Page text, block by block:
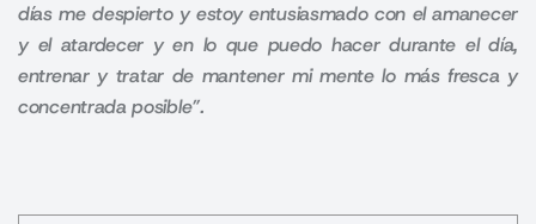
días me despierto y estoy entusiasmado con el amanecer
y el atardecer y en lo que puedo hacer durante el día,
entrenar y tratar de mantener mi mente lo más fresca y
concentrada posible”.